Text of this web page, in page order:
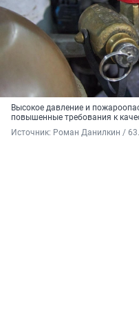
Высокое давление и
повышенные требования к
Источник: Роман Данилкин /